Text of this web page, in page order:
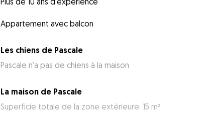
Appartement avec balcon
Les chiens de Pascale
Pascale n'a pas de chiens à la maison
La maison de Pascale
Superficie totale de la zone extérieure: 15 m²